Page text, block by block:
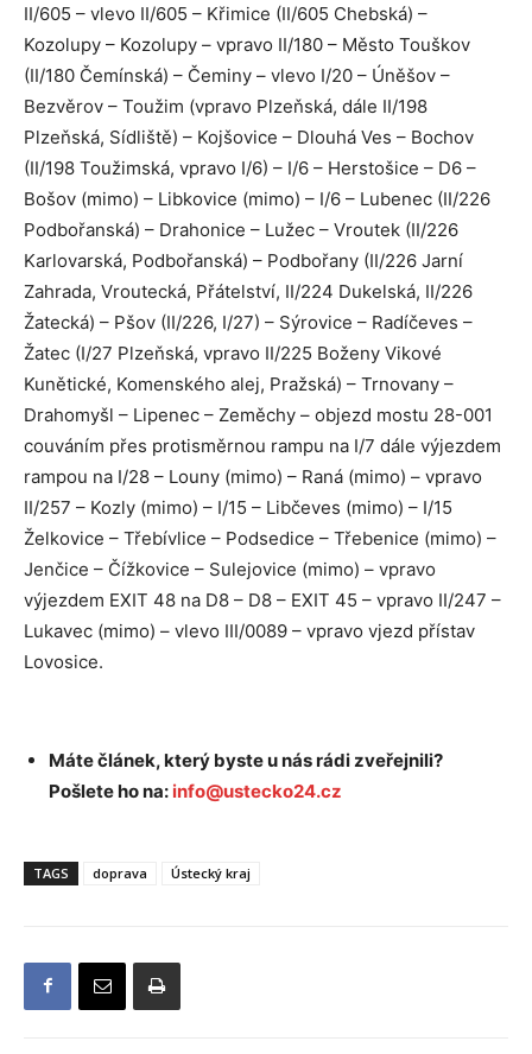
II/605 – vlevo II/605 – Křimice (II/605 Chebská) –
Kozolupy – Kozolupy – vpravo II/180 – Město Touškov
(II/180 Čemínská) – Čeminy – vlevo I/20 – Úněšov –
Bezvěrov – Toužim (vpravo Plzeňská, dále II/198
Plzeňská, Sídliště) – Kojšovice – Dlouhá Ves – Bochov
(II/198 Toužimská, vpravo I/6) – I/6 – Herstošice – D6 –
Bošov (mimo) – Libkovice (mimo) – I/6 – Lubenec (II/226
Podbořanská) – Drahonice – Lužec – Vroutek (II/226
Karlovarská, Podbořanská) – Podbořany (II/226 Jarní
Zahrada, Vroutecká, Přátelství, II/224 Dukelská, II/226
Žatecká) – Pšov (II/226, I/27) – Sýrovice – Radíčeves –
Žatec (I/27 Plzeňská, vpravo II/225 Boženy Vikové
Kunětické, Komenského alej, Pražská) – Trnovany –
Drahomyšl – Lipenec – Zeměchy – objezd mostu 28-001
couváním přes protisměrnou rampu na I/7 dále výjezdem
rampou na I/28 – Louny (mimo) – Raná (mimo) – vpravo
II/257 – Kozly (mimo) – I/15 – Libčeves (mimo) – I/15
Želkovice – Třebívlice – Podsedice – Třebenice (mimo) –
Jenčice – Čížkovice – Sulejovice (mimo) – vpravo
výjezdem EXIT 48 na D8 – D8 – EXIT 45 – vpravo II/247 –
Lukavec (mimo) – vlevo III/0089 – vpravo vjezd přístav
Lovosice.
Máte článek, který byste u nás rádi zveřejnili?
Pošlete ho na: info@ustecko24.cz
TAGS doprava Ústecký kraj